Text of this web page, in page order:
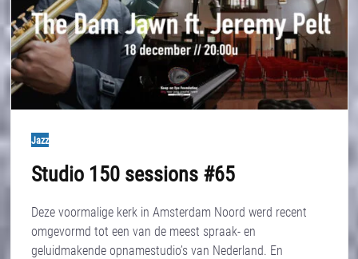
Jazz
Studio 150 sessions #65
Deze voormalige kerk in Amsterdam Noord werd recent
omgevormd tot een van de meest spraak- en
geluidmakende opnamestudio’s van Nederland. En